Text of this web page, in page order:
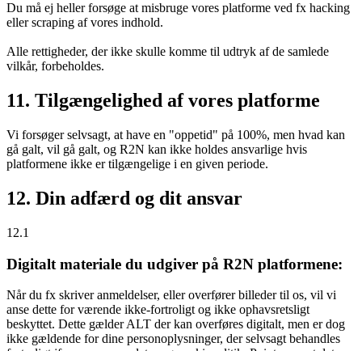
Du må ej heller forsøge at misbruge vores platforme ved fx hacking
eller scraping af vores indhold.
Alle rettigheder, der ikke skulle komme til udtryk af de samlede
vilkår, forbeholdes.
11. Tilgængelighed af vores platforme
Vi forsøger selvsagt, at have en "oppetid" på 100%, men hvad kan
gå galt, vil gå galt, og R2N kan ikke holdes ansvarlige hvis
platformene ikke er tilgængelige i en given periode.
12. Din adfærd og dit ansvar
12.1
Digitalt materiale du udgiver på R2N platformene:
Når du fx skriver anmeldelser, eller overfører billeder til os, vil vi
anse dette for værende ikke-fortroligt og ikke ophavsretsligt
beskyttet. Dette gælder ALT der kan overføres digitalt, men er dog
ikke gældende for dine personoplysninger, der selvsagt behandles